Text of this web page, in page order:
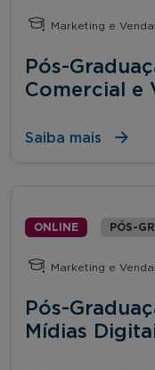
Marketing e
Pós-
Comercial e
Saiba mais
ONLINE PÓS-
Marketing e
Pós-
Mídias